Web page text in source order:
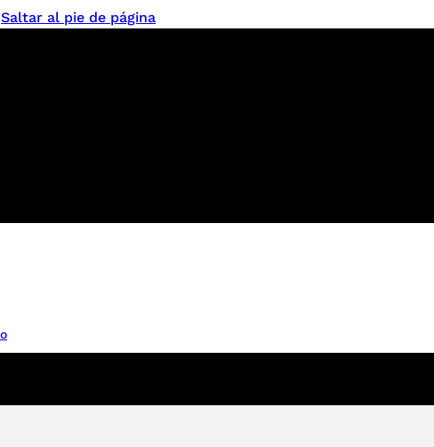
Saltar al pie de página